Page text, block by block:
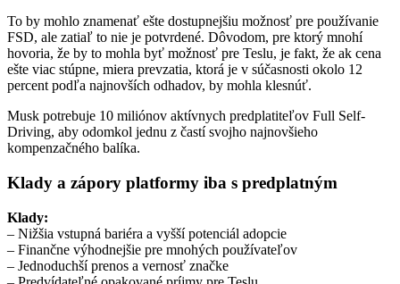
To by mohlo znamenať ešte dostupnejšiu možnosť pre používanie
FSD, ale zatiaľ to nie je potvrdené. Dôvodom, pre ktorý mnohí
hovoria, že by to mohla byť možnosť pre Teslu, je fakt, že ak cena
ešte viac stúpne, miera prevzatia, ktorá je v súčasnosti okolo 12
percent podľa najnovších odhadov, by mohla klesnúť.
Musk potrebuje 10 miliónov aktívnych predplatiteľov Full Self-
Driving, aby odomkol jednu z častí svojho najnovšieho
kompenzačného balíka.
Klady a zápory platformy iba s predplatným
Klady:
– Nižšia vstupná bariéra a vyšší potenciál adopcie
– Finančne výhodnejšie pre mnohých používateľov
– Jednoduchší prenos a vernosť značke